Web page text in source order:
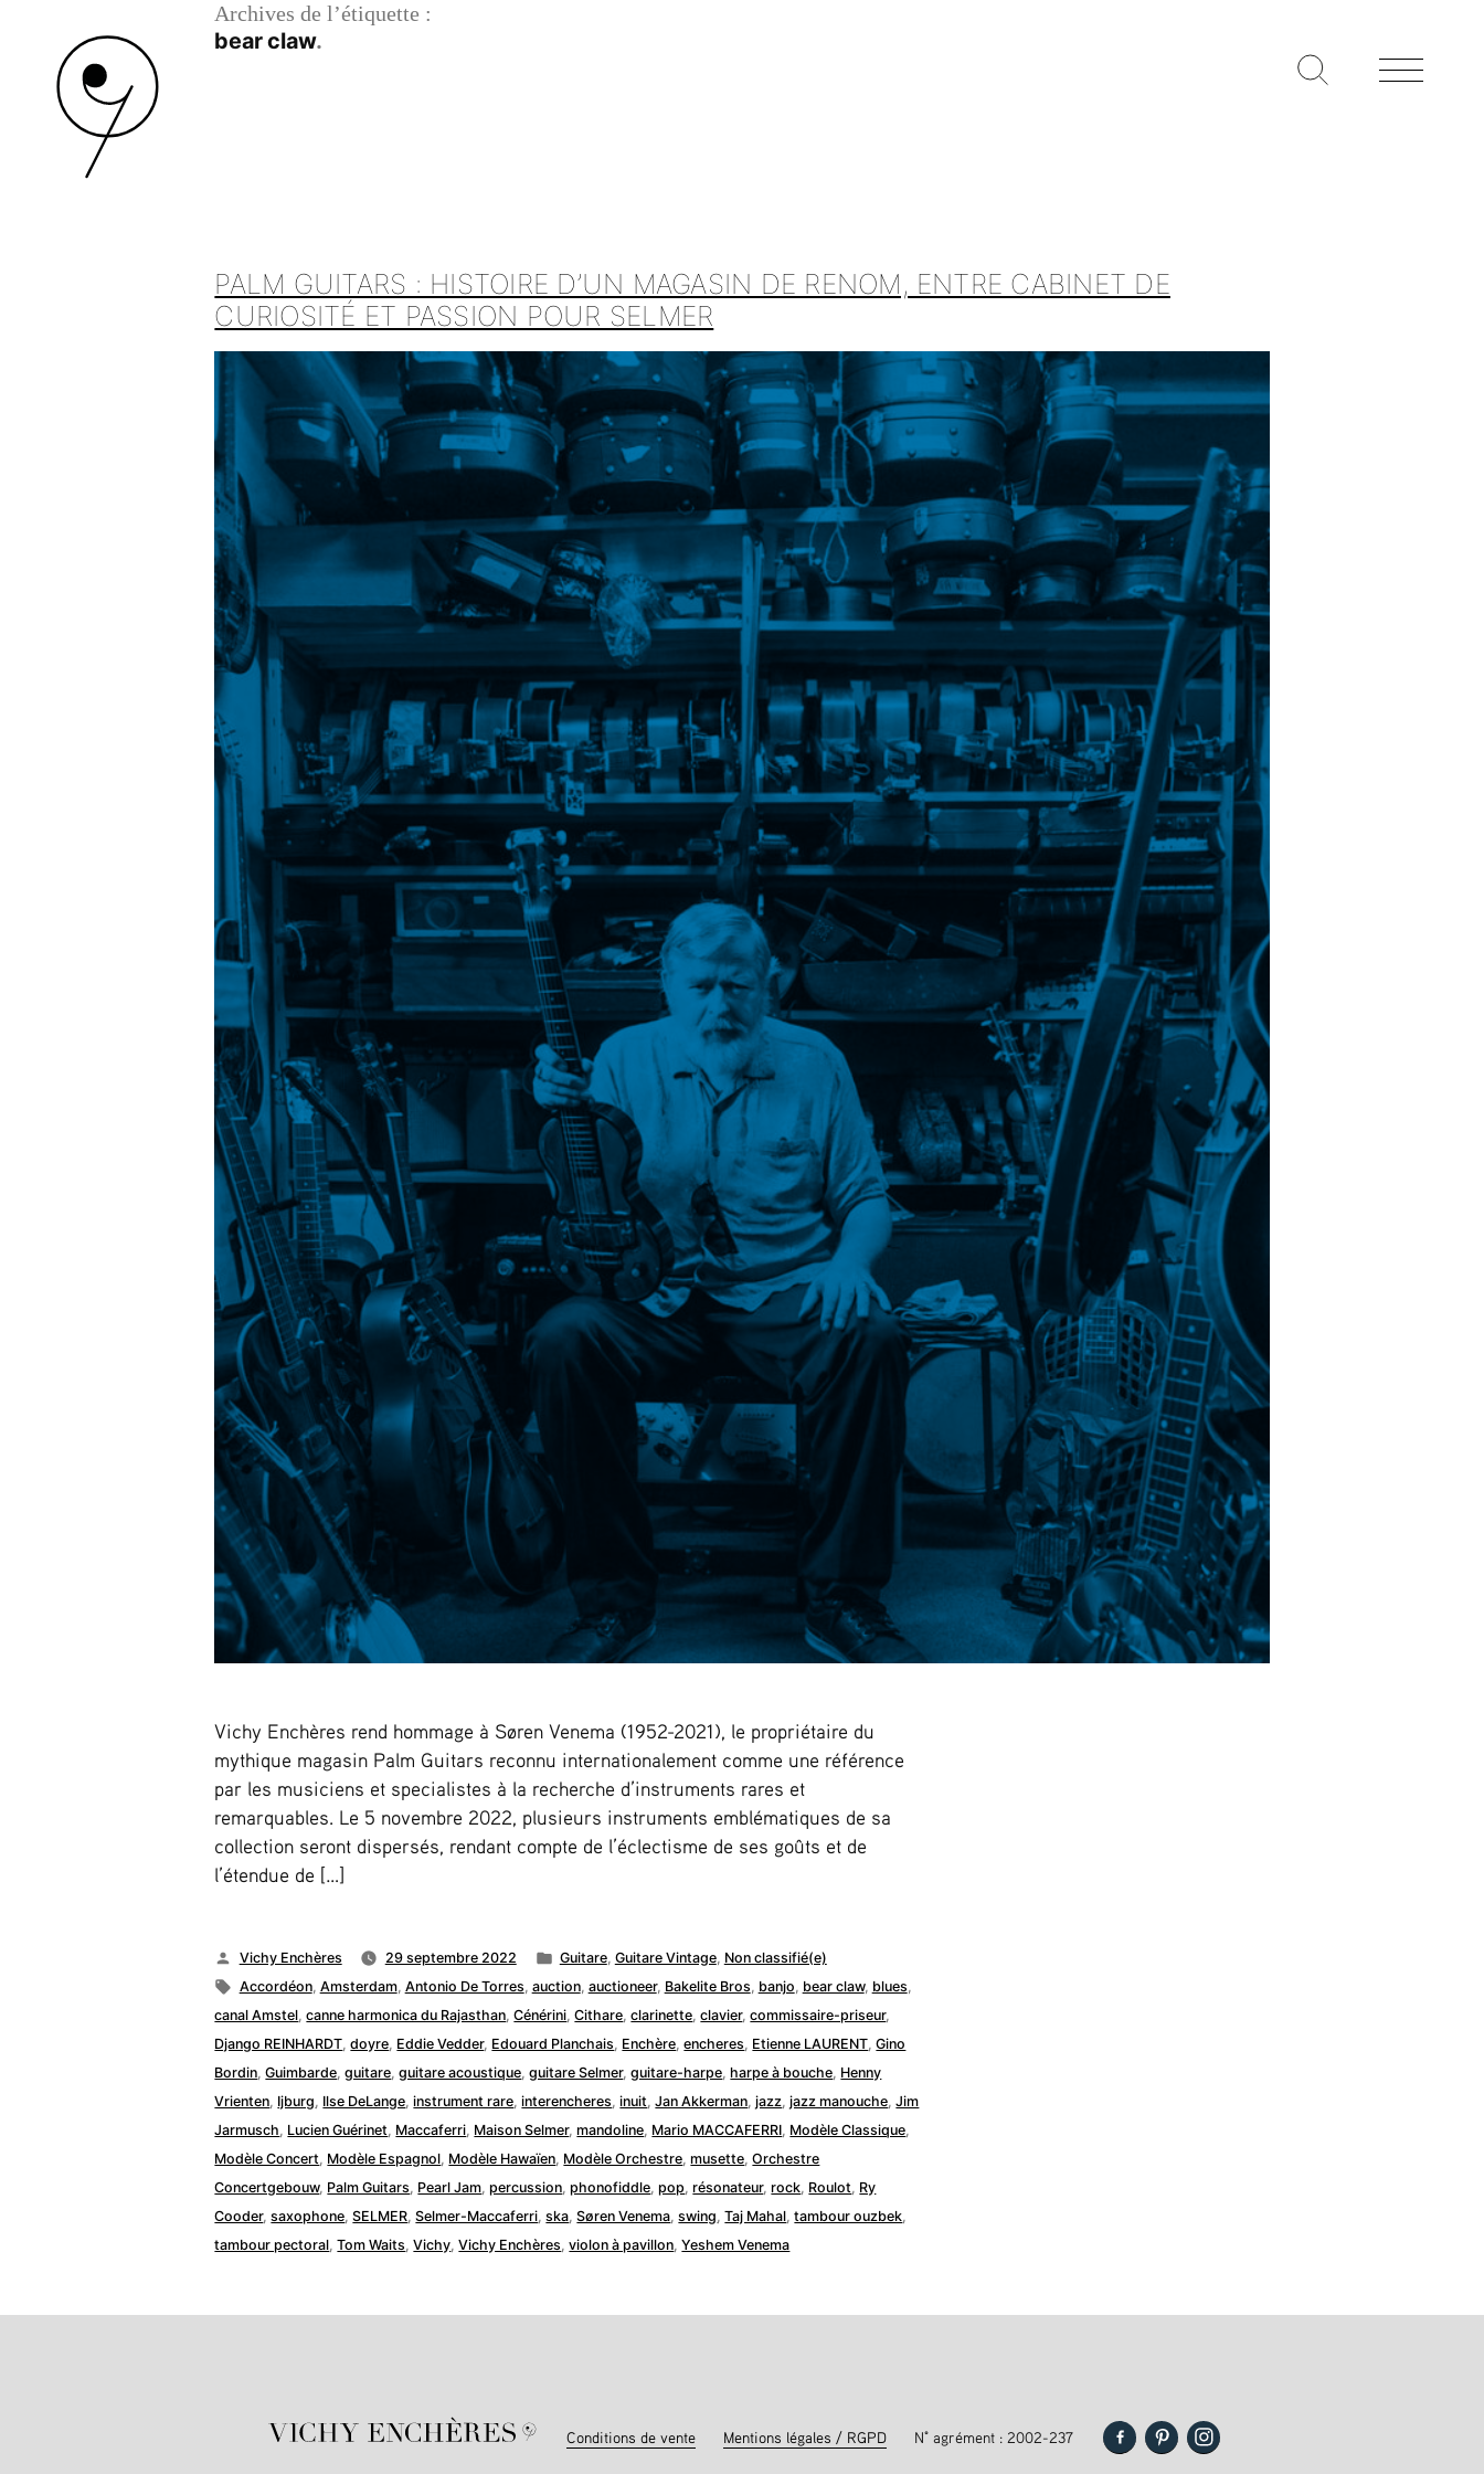
Archives de l’étiquette :
bear claw
PALM GUITARS : HISTOIRE D’UN MAGASIN DE RENOM, ENTRE CABINET DE
CURIOSITÉ ET PASSION POUR SELMER
Vichy Enchères rend hommage à Søren Venema (1952-2021), le propriétaire du
mythique magasin Palm Guitars reconnu internationalement comme une référence
par les musiciens et specialistes à la recherche d’instruments rares et
remarquables. Le 5 novembre 2022, plusieurs instruments emblématiques de sa
collection seront dispersés, rendant compte de l’éclectisme de ses goûts et de
l’étendue de […]
Publié
par
Vichy Enchères 29 septembre 2022
Publié
dans
Guitare, Guitare Vintage, Non classifié(e)
Étiquettes :
Accordéon, Amsterdam, Antonio De Torres auction, auctioneer, Bakelite Bros banjo bear claw, blues
canal Amstel ,canne harmonica du Rajasthan ,Cénérini ,Cithare ,clarinette ,clavier,commissaire-priseur,
Django REINHARDT ,doyre Eddie Vedder, Edouard Planchais Enchère ,encheres Etienne LAURENT ,Gino
Bordin ,Guimbarde ,guitare ,guitare acoustique ,guitare Selmer,guitare-harpe ,harpe à bouche Henny
Vrienten Ijburg Ilse DeLange ,instrument rare ,interencheres ,inuit ,Jan Akkerman ,jazz ,jazz manouche ,Jim
Jarmusch Lucien Guérinet Maccaferri Maison Selmer,mandoline Mario MACCAFERRI Modèle Classique
Modèle Concert Modèle Espagnol Modèle Hawaïen Modèle Orchestre ,musette ,Orchestre
Concertgebouw, Palm Guitars Pearl Jam ,percussion ,phonofiddle ,pop ,résonateur,rock Roulot Ry
Cooder,saxophone ,SELMER ,Selmer-Maccaferri ,ska ,Søren Venema ,swing ,Taj Mahal ,tambour ouzbek
tambour pectoral ,Tom Waits ,Vichy ,Vichy Enchères ,violon à pavillon ,Yeshem Venema
Conditions de vente Mentions légales / RGPD N° agrément : 2002-237